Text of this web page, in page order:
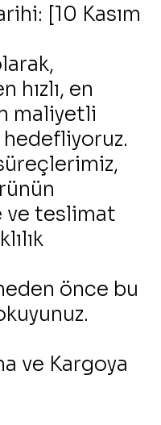
[10 Kasım
hızlı, en
maliyetli
hedefliyoruz.
ve teslimat
önce bu
ve Kargoya